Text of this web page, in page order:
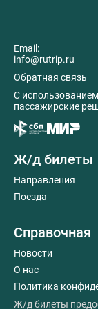
Email:
info@rutrip.ru
Обратная связь
C
пассажирские
Ж/д билеты
Направления
Поезда
Справочная
Новости
О нас
Политика
Ж/д билеты